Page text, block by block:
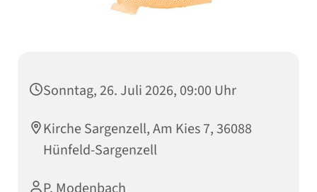
Sonntag, 26. Juli 2026, 09:00 Uhr
Kirche Sargenzell, Am Kies 7, 36088
Hünfeld-Sargenzell